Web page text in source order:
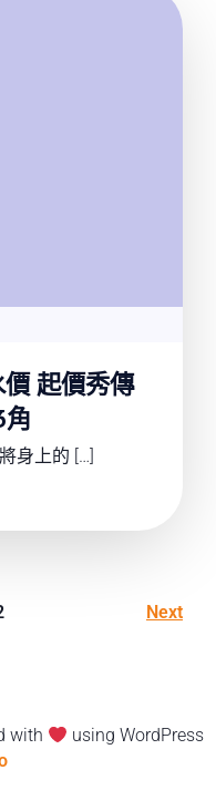
起價秀傳
角
身上的 […]
Next
with
using WordPress